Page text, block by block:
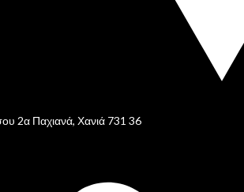
2α Παχιανά, Χανιά 731 36